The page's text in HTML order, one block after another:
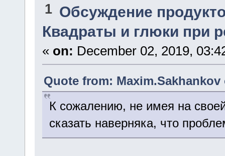
1 Обсуждение
Квадраты и глюки при
« on: December 02, 2019,
Quote from: Maxim.Sakhankov
К сожалению, не имея на
сказать наверняка, что